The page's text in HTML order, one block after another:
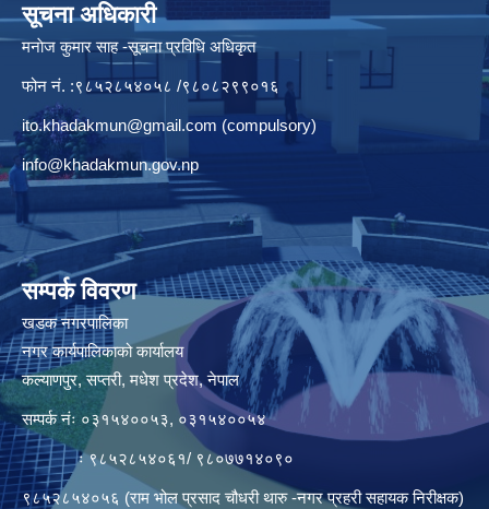
सूचना अधिकारी
मनाेज कुमार साह -सूचना प्रविधि अधिकृत
फोन नं. :९८५२८५४०५८ /९८०८२९९०१६
ito.khadakmun@gmail.com (compulsory)
info@khadakmun.gov.np
सम्पर्क विवरण
खडक नगरपालिका
नगर कार्यपालिकाको कार्यालय
कल्याणपुर, सप्तरी, मधेश प्रदेश, नेपाल
सम्पर्क नंः ०३१५४००५३, ०३१५४००५४
ः ९८५२८५४०६१/ ९८०७७१४०९०
९८५२८५४०५६ (राम भोल प्रसाद चौधरी थारु -नगर प्रहरी सहायक निरीक्षक)